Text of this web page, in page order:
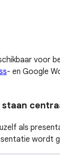
voor
- en Google
als
wordt